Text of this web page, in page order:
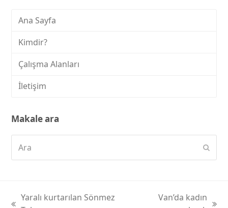
Ana Sayfa
Kimdir?
Çalışma Alanları
İletişim
Makale ara
Yaralı kurtarılan Sönmez
Van’da kadın